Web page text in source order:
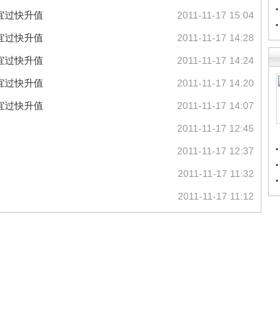
2011-11-17 15:04
过快升值
2011-11-17 14:28
过快升值
2011-11-17 14:24
过快升值
2011-11-17 14:20
过快升值
2011-11-17 14:07
过快升值
2011-11-17 12:45
2011-11-17 12:37
2011-11-17 11:32
2011-11-17 11:12